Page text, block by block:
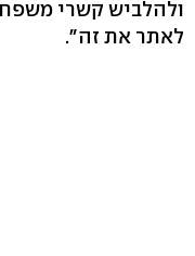
ולהלביש קשרי
לאתר את זה".